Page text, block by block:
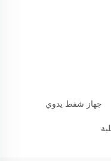
جهاز شفط يدوي